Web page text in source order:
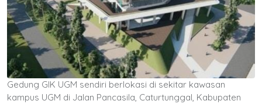
Gedung GIK UGM sendiri berlokasi di sekitar kawasan
kampus UGM di Jalan Pancasila, Caturtunggal, Kabupaten